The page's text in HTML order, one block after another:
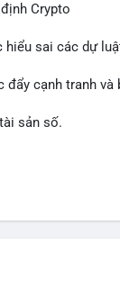
Crypto
hiểu sai các dự
đẩy cạnh tranh và
sản số.